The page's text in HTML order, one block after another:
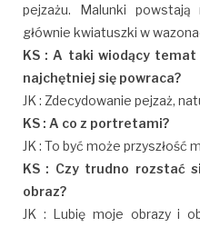
pejzażu. Malunki
głównie kwiatuszki w
KS : A taki wiodący
najchętniej się powraca?
JK : Zdecydowanie pejzaż,
KS : A co z portretami?
JK : To być może przyszłość
KS : Czy trudno rozstać
obraz?
JK : Lubię moje obrazy i